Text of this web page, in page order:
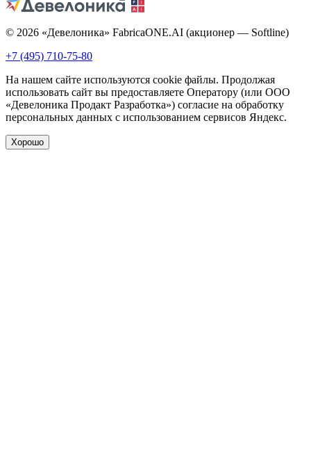
© 2026 «Девелоника» FabricaONE.AI (акционер — Softline)
+7 (495) 710-75-80
На нашем сайте используются cookie файлы. Продолжая
использовать сайт вы предоставляете Оператору (или ООО
«Девелоника Продакт Разработка») согласие на обработку
персональных данных с использованием сервисов Яндекс.
Хорошо